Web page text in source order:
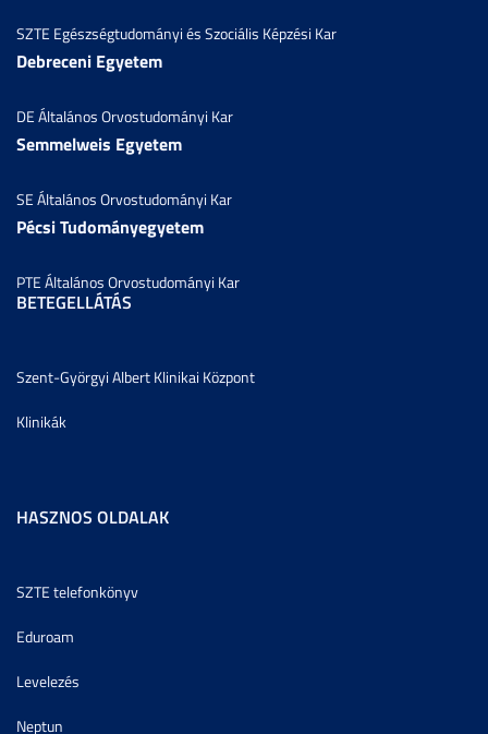
SZTE Egészségtudományi és Szociális Képzési Kar
Debreceni Egyetem
DE Általános Orvostudományi Kar
Semmelweis Egyetem
SE Általános Orvostudományi Kar
Pécsi Tudományegyetem
PTE Általános Orvostudományi Kar
BETEGELLÁTÁS
Szent-Györgyi Albert Klinikai Központ
Klinikák
HASZNOS OLDALAK
SZTE telefonkönyv
Eduroam
Levelezés
Neptun